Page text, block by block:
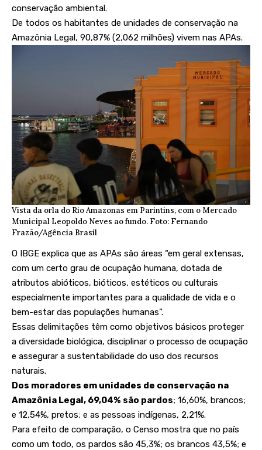
conservação ambiental.
De todos os habitantes de unidades de conservação na
Amazônia Legal, 90,87% (2,062 milhões) vivem nas APAs.
Vista da orla do Rio Amazonas em Parintins, com o Mercado
Municipal Leopoldo Neves ao fundo. Foto: Fernando
Frazão/Agência Brasil
O IBGE explica que as APAs são áreas “em geral extensas,
com um certo grau de ocupação humana, dotada de
atributos abióticos, bióticos, estéticos ou culturais
especialmente importantes para a qualidade de vida e o
bem-estar das populações humanas”.
Essas delimitações têm como objetivos básicos proteger
a diversidade biológica, disciplinar o processo de ocupação
e assegurar a sustentabilidade do uso dos recursos
naturais.
Dos moradores em unidades de conservação na
Amazônia Legal, 69,04% são pardos; 16,60%, brancos;
e 12,54%, pretos; e as pessoas indígenas, 2,21%.
Para efeito de comparação, o Censo mostra que no país
como um todo, os pardos são 45,3%; os brancos 43,5%; e